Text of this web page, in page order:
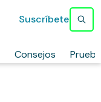
Consejos
Suscríbete